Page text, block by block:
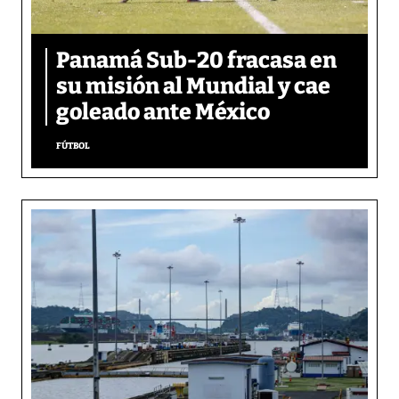
Panamá Sub-20 fracasa en
su misión al Mundial y cae
goleado ante México
FÚTBOL